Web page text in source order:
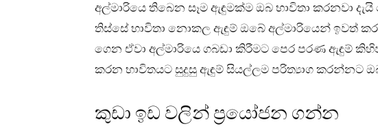
අල්මාරියෙ තිබෙන සෑම ඇඳුමක්ම ඔබ භාවිතා කරනවා
තිස්සේ භාවිතා නොකල ඇඳුම් ඔබේ අල්මාරියෙන් ඉවත්
ගෙන ඒවා අල්මාරියෙ ගබඩා කිරීමට පෙර පරණ ඇඳුම්
කරන භාවිතයට සුදුසු ඇඳුම් සියල්ලම පරිත්‍යාග කරන්නට
කුඩා ඉඩ වලින් ප්‍රයෝජන ගන්න